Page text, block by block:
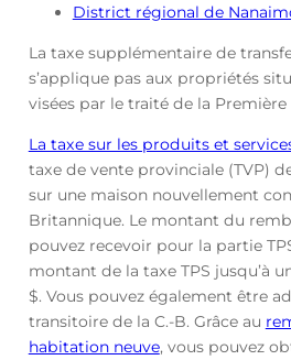
District régional de
La taxe supplémentaire de
s’applique pas aux propriétés
visées par le traité de la Première
La taxe sur les produits et
taxe de vente provinciale (TVP)
sur une maison nouvellement
Britannique. Le montant du
pouvez recevoir pour la partie
montant de la taxe TPS jusqu’à
$. Vous pouvez également être
transitoire de la C.-B. Grâce au
habitation neuve, vous pouvez